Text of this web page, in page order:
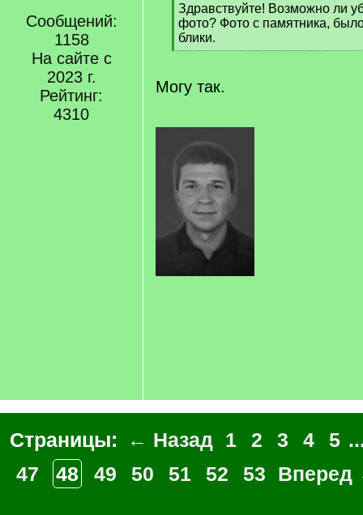
Сообщений:
1158
На сайте с
2023 г.
Рейтинг:
4310
[
q
]
Здравствуйте! Возможно ли
фото? Фото с памятника,
блики.
[
q
]
Могу так.
Страницы: ← Назад 1 2 3 4 5
47
48 49 50 51 52 53 Вперед